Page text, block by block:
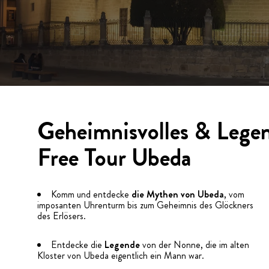
Geheimnisvolles &
Free Tour Ubeda
Komm und entdecke die Mythen von Ubeda, vom
imposanten Uhrenturm bis zum Geheimnis des Glöckners
des Erlösers.
Entdecke die Legendevon der Nonne, die im alten
Kloster von Ubeda eigentlich ein Mann war.